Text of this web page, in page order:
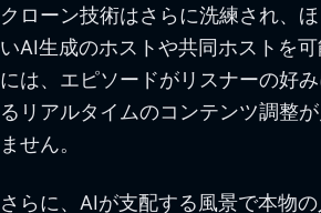
クローン技術はさらに洗練され、
いAI生成のホストや共同ホストを
には、エピソードがリスナーの好
るリアルタイムのコンテンツ調整
ません。
さらに、AIが支配する風景で本物